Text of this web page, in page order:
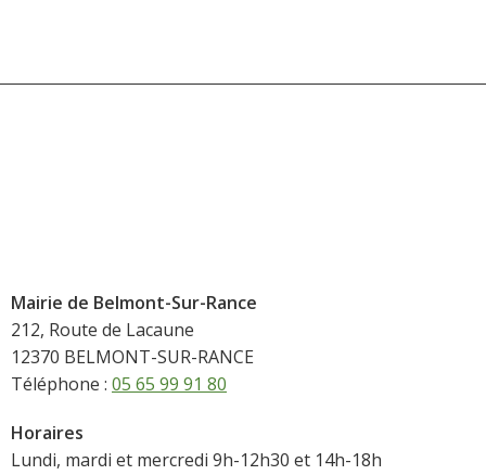
Mairie de Belmont-Sur-Rance
212, Route de Lacaune
12370 BELMONT-SUR-RANCE
Téléphone : 05 65 99 91 80
Horaires
Lundi, mardi et mercredi 9h-12h30 et 14h-18h